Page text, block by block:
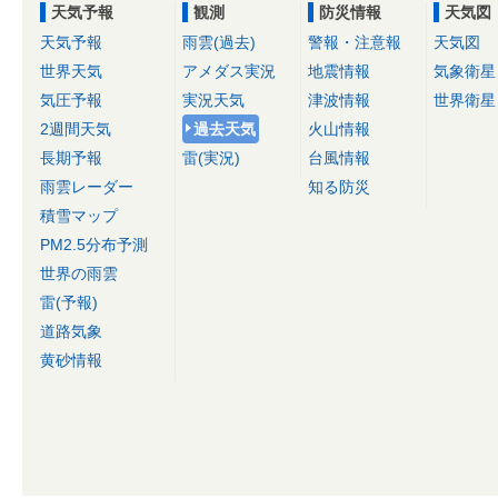
天気予報
天気予報
世界天気
気圧予報
2週間天気
長期予報
雨雲レーダー
積雪マップ
PM2.5分布予測
世界の雨雲
雷(予報)
道路気象
黄砂情報
観測
雨雲(過去)
アメダス実況
実況天気
過去天気
雷(実況)
防災情報
警報・注意報
地震情報
津波情報
火山情報
台風情報
知る防災
天気図
天気図
気象衛星
世界衛星